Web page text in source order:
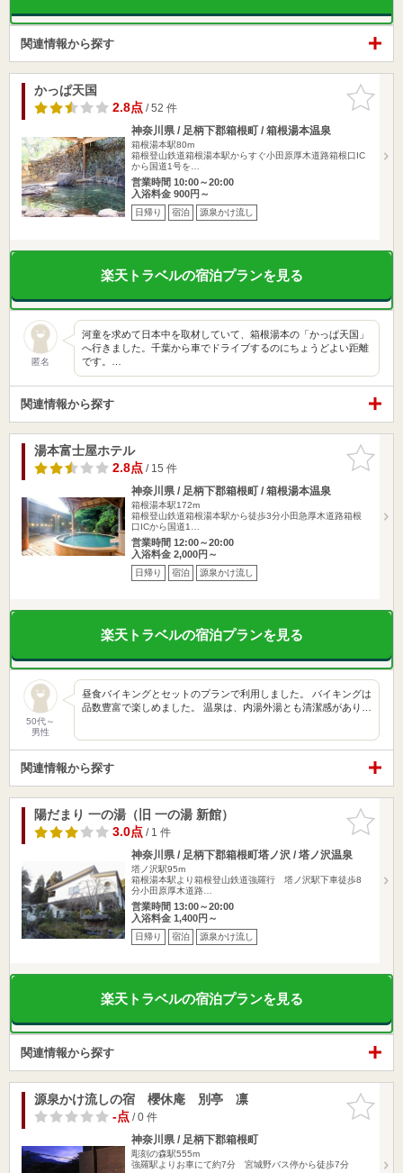
関連情報から探す
お気に入
りに追加
かっぱ天国
2.8点/ 52 件
神奈川県 / 足柄下郡箱根町 / 箱根湯本温泉
箱根湯本駅80m
箱根登山鉄道箱根湯本駅からすぐ小田原厚木道路箱根口IC
から国道1号を…
営業時間 10:00～20:00
入浴料金 900円～
日帰り 宿泊 源泉かけ流し
楽天トラベルの宿泊プランを見る
匿名
河童を求めて日本中を取材していて、箱根湯本の「かっぱ天国」
へ行きました。千葉から車でドライブするのにちょうどよい距離
です。…
関連情報から探す
お気に入
りに追加
湯本富士屋ホテル
2.8点/ 15 件
神奈川県 / 足柄下郡箱根町 / 箱根湯本温泉
箱根湯本駅172m
箱根登山鉄道箱根湯本駅から徒歩3分小田急厚木道路箱根
口ICから国道1…
営業時間 12:00～20:00
入浴料金 2,000円～
日帰り 宿泊 源泉かけ流し
楽天トラベルの宿泊プランを見る
50代～
男性
昼食バイキングとセットのプランで利用しました。 バイキングは
品数豊富で楽しめました。 温泉は、内湯外湯とも清潔感があり…
関連情報から探す
お気に入
りに追加
陽だまり 一の湯（旧 一の湯 新館）
3.0点/ 1 件
神奈川県 / 足柄下郡箱根町塔ノ沢 / 塔ノ沢温泉
塔ノ沢駅95m
箱根湯本駅より箱根登山鉄道強羅行 塔ノ沢駅下車徒歩8
分小田原厚木道路…
営業時間 13:00～20:00
入浴料金 1,400円～
日帰り 宿泊 源泉かけ流し
楽天トラベルの宿泊プランを見る
関連情報から探す
お気に入
りに追加
源泉かけ流しの宿 櫻休庵 別亭 凛
-点/ 0 件
神奈川県 / 足柄下郡箱根町
彫刻の森駅555m
強羅駅よりお車にて約7分 宮城野バス停から徒歩7分